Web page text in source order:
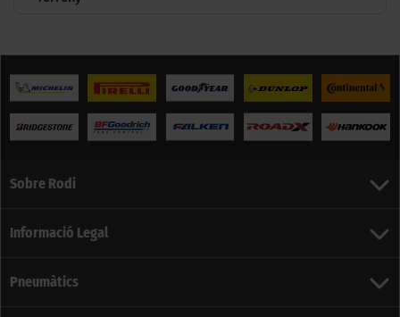
Sobre Rodi
Informació Legal
Pneumàtics